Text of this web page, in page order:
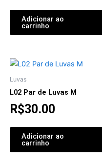
Adicionar ao
carrinho
Luvas
L02 Par de Luvas M
R$30.00
Adicionar ao
carrinho